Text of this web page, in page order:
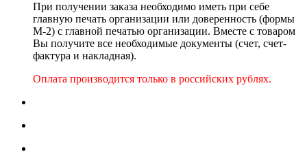
При получении заказа необходимо иметь при себе
главную печать организации или доверенность (формы
М-2) с главной печатью организации. Вместе с товаром
Вы получите все необходимые документы (счет, счет-
фактура и накладная).
Оплата производится только в российских рублях.